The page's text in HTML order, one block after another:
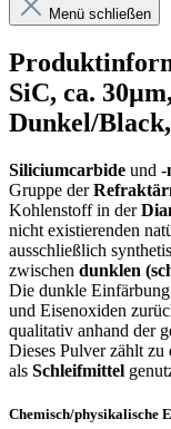
Menü schließen
SiC, ca.
Dunkel/
Siliciumcarbide und -
Gruppe der
Kohlenstoff in der
nicht existierenden
ausschließlich
zwischen dunklen
Die dunkle
und Eisenoxiden
qualitativ anhand der
Dieses Pulver zählt zu
als Schleifmittel
Chemisch/physikalische